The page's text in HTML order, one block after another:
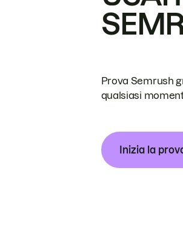
Prova Semrush
qualsiasi
Inizia la